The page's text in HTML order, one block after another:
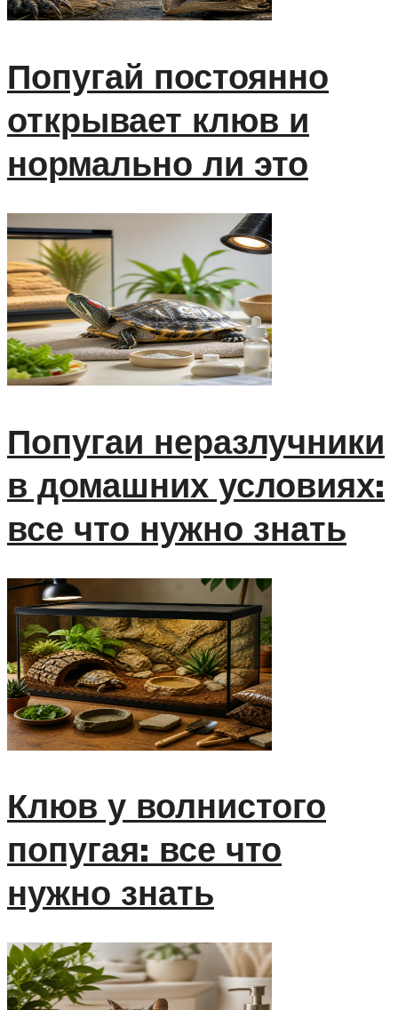
Попугай постоянно
открывает клюв и
нормально ли это
Попугаи неразлучники
в домашних условиях:
все что нужно знать
Клюв у волнистого
попугая: все что
нужно знать